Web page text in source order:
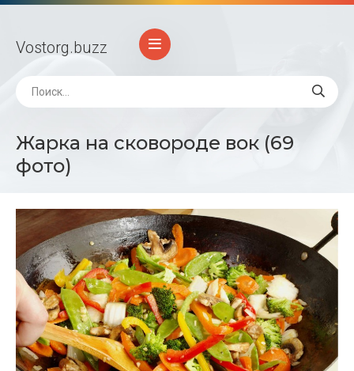
Vostorg.buzz
Жарка на сковороде вок (69
фото)